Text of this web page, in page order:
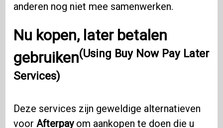
anderen nog niet mee samenwerken.
Nu kopen, later betalen
gebruiken(Using Buy Now Pay Later
Services)
Deze services zijn geweldige alternatieven
voorAfterpayom aankopen te doen die u